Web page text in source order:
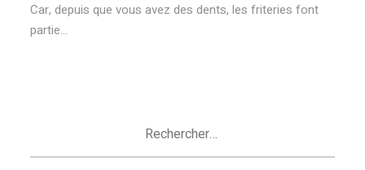
Car, depuis que vous avez des dents, les friteries font
partie...